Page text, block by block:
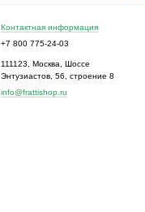
Контактная информация
+7 800 775-24-03
111123 Москва
Шоссе
Энтузиастов, 56, строение 8
info@frattishop.ru